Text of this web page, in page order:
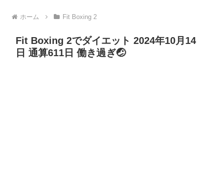
ホーム Fit Boxing 2
Fit Boxing 2でダイエット 2024年10月14
日 通算611日 働き過ぎ🤕